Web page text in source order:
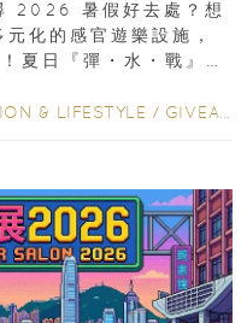
2026 暑假好去處？想
化的感官遊樂設施，
日『彈・水・戰』派
& LIFESTYLE / GIVEAWAY